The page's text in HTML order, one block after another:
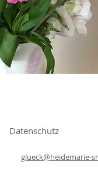
Datenschutz
glueck@heidemarie-